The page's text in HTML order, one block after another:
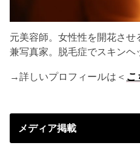
元美容師。女性性を開花さ
兼写真家。脱毛症でスキンヘ
→詳しいプロフィールは＜ こ
メディア掲載